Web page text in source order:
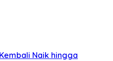
Naik hingga